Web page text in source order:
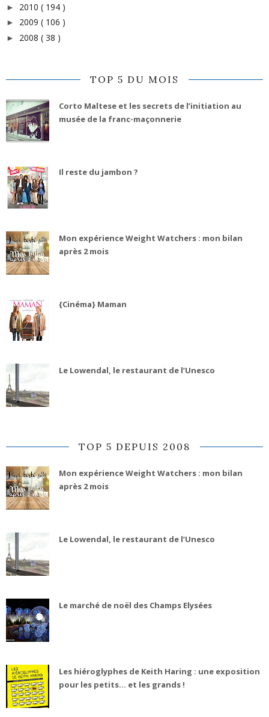
► 2010 ( 194 )
► 2009 ( 106 )
► 2008 ( 38 )
TOP 5 DU MOIS
Corto Maltese et les secrets de l’initiation au
musée de la franc-maçonnerie
Il reste du jambon ?
Mon expérience Weight Watchers : mon bilan
après 2 mois
{Cinéma} Maman
Le Lowendal, le restaurant de l’Unesco
TOP 5 DEPUIS 2008
Mon expérience Weight Watchers : mon bilan
après 2 mois
Le Lowendal, le restaurant de l’Unesco
Le marché de noël des Champs Elysées
Les hiéroglyphes de Keith Haring : une exposition
pour les petits... et les grands !